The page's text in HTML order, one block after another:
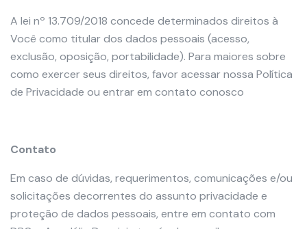
A lei nº 13.709/2018 concede determinados direitos à
Você como titular dos dados pessoais (acesso,
exclusão, oposição, portabilidade). Para maiores sobre
como exercer seus direitos, favor acessar nossa Política
de Privacidade ou entrar em contato conosco
Contato
Em caso de dúvidas, requerimentos, comunicações e/ou
solicitações decorrentes do assunto privacidade e
proteção de dados pessoais, entre em contato com